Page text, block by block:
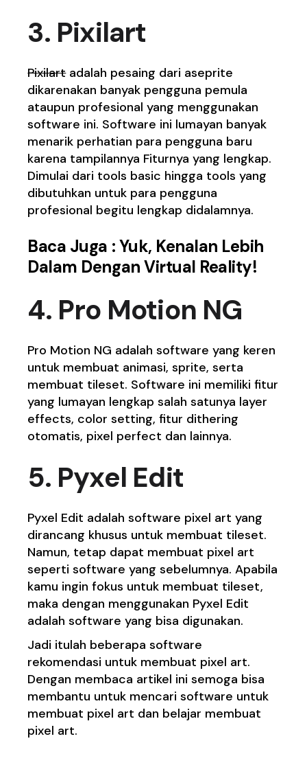
3. Pixilart
Pixilartadalah pesaing dari aseprite
dikarenakan banyak pengguna pemula
ataupun profesional yang menggunakan
software ini. Software ini lumayan banyak
menarik perhatian para pengguna baru
karena tampilannya Fiturnya yang lengkap.
Dimulai dari tools basic hingga tools yang
dibutuhkan untuk para pengguna
profesional begitu lengkap didalamnya.
Baca Juga :Yuk, Kenalan Lebih
Dalam Dengan Virtual Reality!
4. Pro Motion NG
Pro Motion NG adalah software yang keren
untuk membuat animasi, sprite, serta
membuat tileset. Software ini memiliki fitur
yang lumayan lengkap salah satunya layer
effects, color setting, fitur dithering
otomatis, pixel perfect dan lainnya.
5. Pyxel Edit
Pyxel Edit adalah software pixel art yang
dirancang khusus untuk membuat tileset.
Namun, tetap dapat membuat pixel art
seperti software yang sebelumnya. Apabila
kamu ingin fokus untuk membuat tileset,
maka dengan menggunakan Pyxel Edit
adalah software yang bisa digunakan.
Jadi itulah beberapa software
rekomendasi untuk membuat pixel art.
Dengan membaca artikel ini semoga bisa
membantu untuk mencari software untuk
membuat pixel art dan belajar membuat
pixel art.